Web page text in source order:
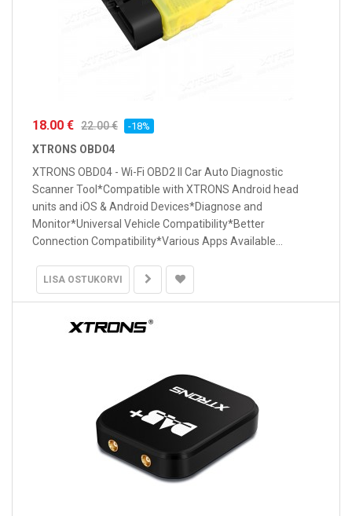
18.00 € 22.00 € -18%
XTRONS OBD04
XTRONS OBD04 - Wi-Fi OBD2 II Car Auto Diagnostic
Scanner Tool*Compatible with XTRONS Android head
units and iOS & Android Devices*Diagnose and
Monitor*Universal Vehicle Compatibility*Better
Connection Compatibility*Various Apps Available...
LISA OSTUKORVI